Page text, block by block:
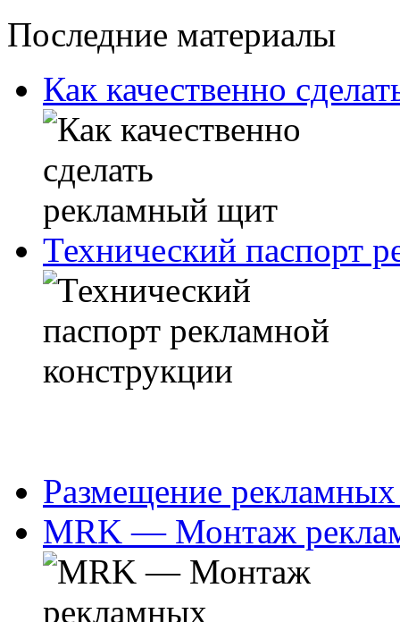
Последние материалы
Как качественно
Технический паспорт
Размещение
MRK — Монтаж